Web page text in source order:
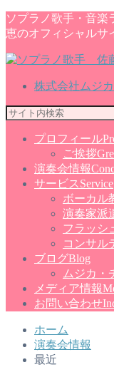
ソプラノ歌手・音楽
恵のオフィシャルサ
株式会社ムジ
プロフィール
ご挨拶
演奏会情報
サービス Service
ボーカル
演奏家派
フラッシ
コンサル
ブログBlog
ムジカ・
メディア情報
お問い合わせ
ホーム
演奏会情報
最近